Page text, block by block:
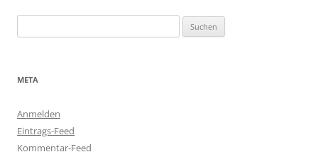
nach:
META
Anmelden
Eintrags-Feed
Kommentar-Feed